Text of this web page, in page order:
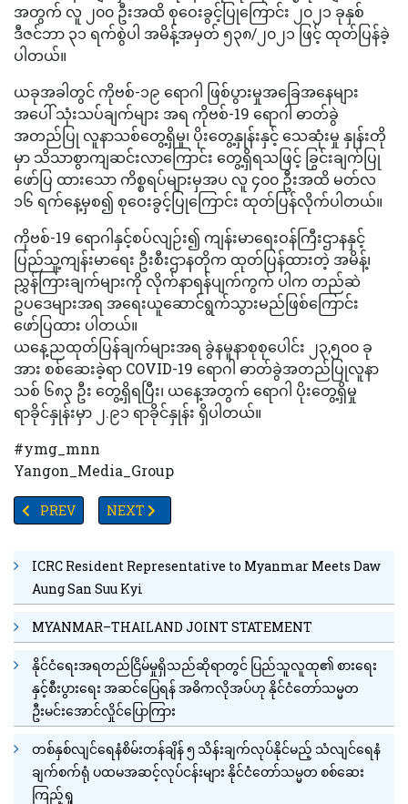
အတွက် လူ ၂၀၀ ဦးအထိ စုဝေးခွင့်ပြုကြောင်း ၂၀၂၁ ခုနှစ်
ဒီဇင်ဘာ ၃၁ ရက်စွဲပါ အမိန့်အမှတ် ၅၃၈/၂၀၂၁ ဖြင့် ထုတ်ပြန်ခဲ့
ပါတယ်။
ယခုအခါတွင် ကိုဗစ်-၁၉ ရောဂါ ဖြစ်ပွားမှုအခြေအနေများ
အပေါ် သုံးသပ်ချက်များ အရ ကိုဗစ်-19 ရောဂါ ဓာတ်ခွဲ
အတည်ပြု လူနာသစ်တွေ့ရှိမှု၊ ပိုးတွေ့နှုန်းနှင့် သေဆုံးမှု နှုန်းတို
မှာ သိသာစွာကျဆင်းလာကြောင်း တွေ့ရှိရသဖြင့် ခြွင်းချက်ပြု
ဖော်ပြ ထားသော ကိစ္စရပ်များမှအပ လူ ၄၀၀ ဦးအထိ မတ်လ
၁၆ ရက်နေ့မှစ၍ စုဝေးခွင့်ပြုကြောင်း ထုတ်ပြန်လိုက်ပါတယ်။
ကိုဗစ်-19 ရောဂါနှင့်စပ်လျဉ်း၍ ကျန်းမာရေးဝန်ကြီးဌာနနှင့်
ပြည်သူ့ကျန်းမာရေး ဦးစီးဌာနတိုက ထုတ်ပြန်ထားတဲ့ အမိန့်၊
ညွှန်ကြားချက်များကို လိုက်နာရန်ပျက်ကွက် ပါက တည်ဆဲ
ဥပဒေများအရ အရေးယူဆောင်ရွက်သွားမည်ဖြစ်ကြောင်း
ဖော်ပြထား ပါတယ်။
ယနေ့ညထုတ်ပြန်ချက်များအရ ခွဲနမူနာစုစုပေါင်း ၂၃,၅၀၀ ခု
အား စစ်ဆေးခဲ့ရာ COVID-19 ရောဂါ ဓာတ်ခွဲအတည်ပြုလူနာ
သစ် ၆၈၃ ဦး တွေ့ရှိရပြီး၊ ယနေ့အတွက် ရောဂါ ပိုးတွေ့ရှိမှု
ရာခိုင်နှုန်းမှာ ၂.၉၁ ရာခိုင်နှုန်း ရှိပါတယ်။
#ymg_mnn
Yangon_Media_Group
PREVIOUS ARTICLE: စင်ကာပူအခြေစိုက် စားသောက်ဆိုင် အပြီး ပိတ်
PREV NEXT ARTICLE: အကျဉ်းထောင်ဝန်ထမ်းများကိုဓာ
NEXT
ICRC Resident Representative to Myanmar Meets Daw
Aung San Suu Kyi
MYANMAR–THAILAND JOINT STATEMENT
နိုင်ငံရေးအရတည်ငြိမ်မှုရှိသည်ဆိုရာတွင် ပြည်သူလူထု၏ စားရေး
နှင့်စီးပွားရေး အဆင်ပြေရန် အဓိကလိုအပ်ဟု နိုင်ငံတော်သမ္မတ
ဦးမင်းအောင်လှိုင်ပြောကြား
တစ်နှစ်လျင်ရေနံစိမ်းတန်ချိန် ၅ သိန်းချက်လုပ်နိုင်မည့် သံလျင်ရေနံ
ချက်စက်ရုံ ပထမအဆင့်လုပ်ငန်းများ နိုင်ငံတော်သမ္မတ စစ်ဆေး
ကြည့်ရှု